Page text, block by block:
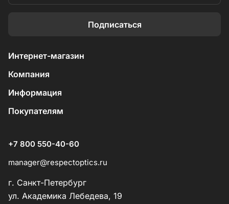
Подписаться
Интернет-магазин
Компания
Информация
Покупателям
+7 800 550-40-60
manager@respectoptics.ru
г. Санкт-Петербург
ул. Академика Лебедева, 19